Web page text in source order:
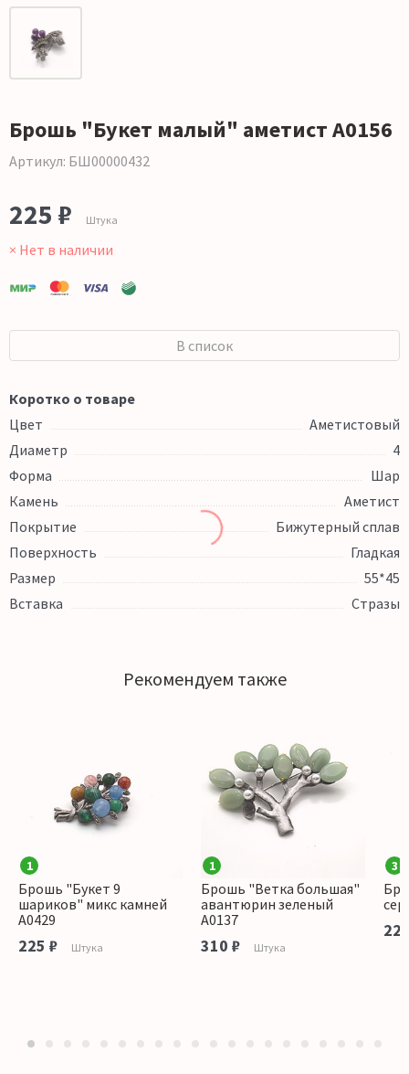
Брошь "Букет малый" аметист А0156
Артикул: БШ00000432
225 ₽ Штука
× Нет в наличии
В список
Коротко о товаре
Цвет
Аметистовый
Диаметр
4
Форма
Шар
Камень
Аметист
Покрытие
Бижутерный сплав
Поверхность
Гладкая
Размер
55*45
Вставка
Стразы
Рекомендуем также
1
Брошь "Букет 9
шариков" микс камней
А0429
225 ₽ Штука
1
Брошь "Ветка большая"
авантюрин зеленый
А0137
310 ₽ Штука
3